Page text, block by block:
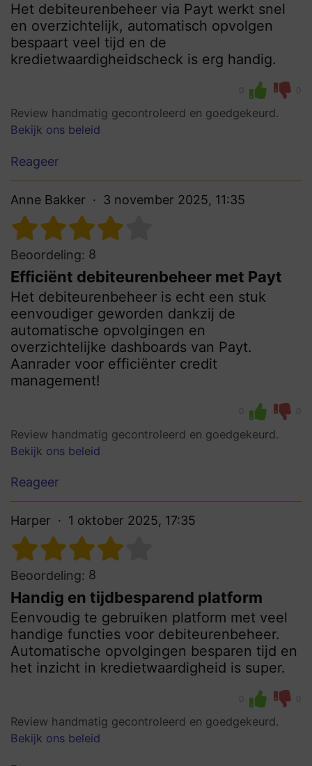
Het debiteurenbeheer via Payt werkt snel
en overzichtelijk, automatisch opvolgen
bespaart veel tijd en de
kredietwaardigheidscheck is erg handig.
0 0
Review handmatig gecontroleerd en goedgekeurd.
Bekijk ons beleid
Reageer
Anne Bakker 3 november 2025, 11:35
Beoordeling: 8
Efficiënt debiteurenbeheer met Payt
Het debiteurenbeheer is echt een stuk
eenvoudiger geworden dankzij de
automatische opvolgingen en
overzichtelijke dashboards van Payt.
Aanrader voor efficiënter credit
management!
0 0
Review handmatig gecontroleerd en goedgekeurd.
Bekijk ons beleid
Reageer
Harper 1 oktober 2025, 17:35
Beoordeling: 8
Handig en tijdbesparend platform
Eenvoudig te gebruiken platform met veel
handige functies voor debiteurenbeheer.
Automatische opvolgingen besparen tijd en
het inzicht in kredietwaardigheid is super.
0 0
Review handmatig gecontroleerd en goedgekeurd.
Bekijk ons beleid